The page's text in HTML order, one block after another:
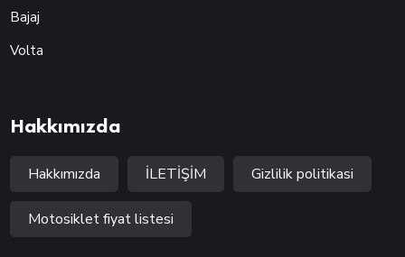
Bajaj
Volta
Hakkımızda
Hakkımızda İLETİŞİM Gizlilik politikasi
Motosiklet fiyat listesi